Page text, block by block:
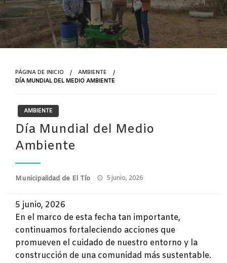
PÁGINA DE INICIO
AMBIENTE
DÍA MUNDIAL DEL MEDIO AMBIENTE
AMBIENTE
Día Mundial del Medio
Ambiente
Municipalidad de El Tío
Publicado
5 junio, 2026
5 junio, 2026
En el marco de esta fecha tan importante,
continuamos fortaleciendo acciones que
promueven el cuidado de nuestro entorno y la
construcción de una comunidad más sustentable.